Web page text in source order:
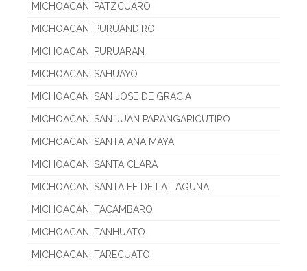
MICHOACAN. PATZCUARO
MICHOACAN. PURUANDIRO
MICHOACAN. PURUARAN
MICHOACAN. SAHUAYO
MICHOACAN. SAN JOSE DE GRACIA
MICHOACAN. SAN JUAN PARANGARICUTIRO
MICHOACAN. SANTA ANA MAYA
MICHOACAN. SANTA CLARA
MICHOACAN. SANTA FE DE LA LAGUNA
MICHOACAN. TACAMBARO
MICHOACAN. TANHUATO
MICHOACAN. TARECUATO